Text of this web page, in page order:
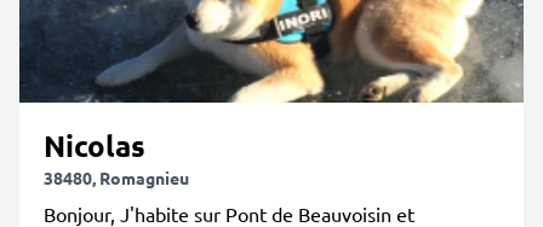
Nicolas
38480, Romagnieu
Bonjour, J'habite sur Pont de Beauvoisin et